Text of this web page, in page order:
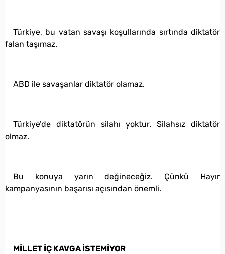
Türkiye, bu vatan savaşı koşullarında sırtında diktatör
falan taşımaz.
ABD ile savaşanlar diktatör olamaz.
Türkiye’de diktatörün silahı yoktur. Silahsız diktatör
olmaz.
Bu konuya yarın değineceğiz. Çünkü Hayır
kampanyasının başarısı açısından önemli.
MİLLET İÇ KAVGA İSTEMİYOR